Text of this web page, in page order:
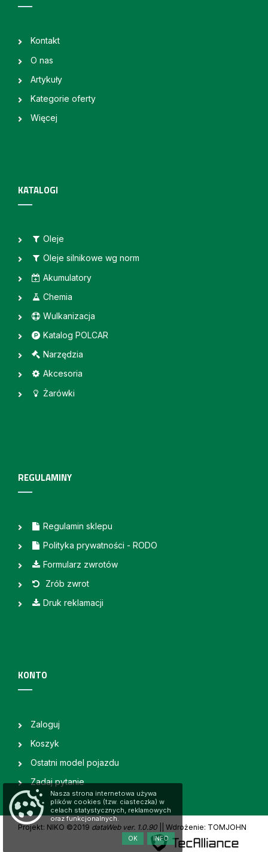
Kontakt
O nas
Artykuły
Kategorie oferty
Więcej
KATALOGI
Oleje
Oleje silnikowe wg norm
Akumulatory
Chemia
Wulkanizacja
Katalog POLCAR
Narzędzia
Akcesoria
Żarówki
REGULAMINY
Regulamin sklepu
Polityka prywatności - RODO
Formularz zwrotów
Zrób zwrot
Druk reklamacji
KONTO
Zaloguj
Koszyk
Ostatni model pojazdu
Zadaj pytanie
Projekt: NIKO ©2019 dataWeb ver. 1.0.90 | Wdrożenie: TOMJOHN
Nasza strona internetowa używa
plików cookies (tzw. ciasteczka) w
celach statystycznych, reklamowych
oraz funkcjonalnych.
INFO
OK